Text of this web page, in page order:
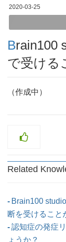
2020-03-25
Brain100 studioのサービスはどこ
で受ける
（作成中）
Related
Brain100
断を受けること
認知症の発症
ょうか？